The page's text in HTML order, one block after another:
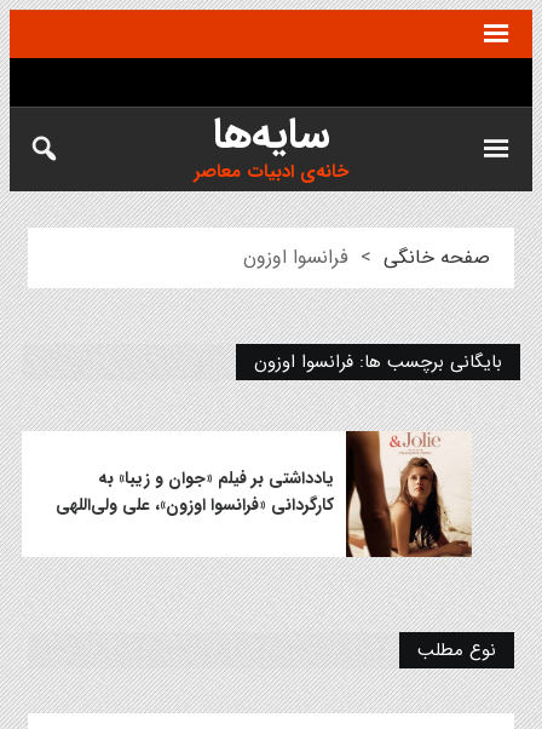
سایه‌ها
خانه‌ی ادبیات معاصر
صفحه خانگی > فرانسوا اوزون
بایگانی برچسب ها: فرانسوا اوزون
یادداشتی بر فیلم «جوان و زیبا» به
کارگردانی «فرانسوا اوزون»، علی ولی‌اللهی
نوع مطلب